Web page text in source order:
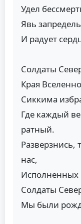
Удел
Явь
И радует
Солдаты
Края
Сиккима
Где каждый
ратный.
Разверзнись,
нас,
Исполненных
Солдаты
Мы были